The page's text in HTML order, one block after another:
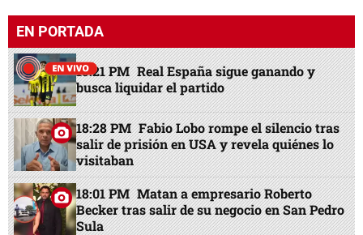
EN PORTADA
15:21 PM Real España sigue ganando y
busca liquidar el partido
18:28 PM Fabio Lobo rompe el silencio tras
salir de prisión en USA y revela quiénes lo
visitaban
18:01 PM Matan a empresario Roberto
Becker tras salir de su negocio en San Pedro
Sula